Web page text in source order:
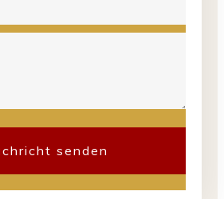
senden